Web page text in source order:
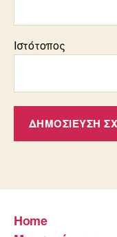
Ιστότοπος
Home